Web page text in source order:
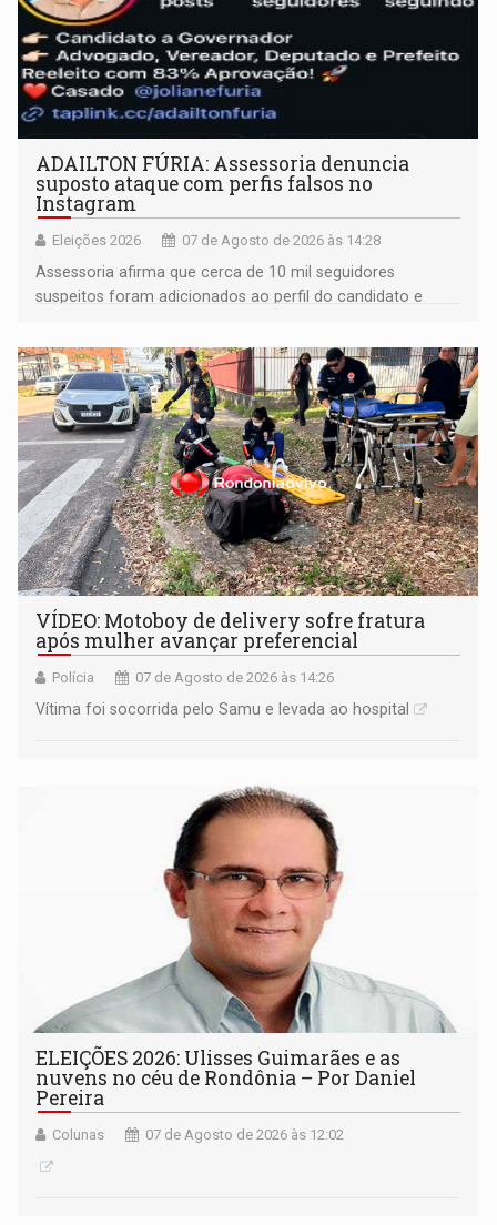
ADAILTON FÚRIA: Assessoria denuncia
suposto ataque com perfis falsos no
Instagram
Eleições 2026 07 de Agosto de 2026 às 14:28
Assessoria afirma que cerca de 10 mil seguidores
suspeitos foram adicionados ao perfil do candidato e
remover as contas
VÍDEO: Motoboy de delivery sofre fratura
após mulher avançar preferencial
Polícia 07 de Agosto de 2026 às 14:26
Vítima foi socorrida pelo Samu e levada ao hospital
ELEIÇÕES 2026: Ulisses Guimarães e as
nuvens no céu de Rondônia – Por Daniel
Pereira
Colunas 07 de Agosto de 2026 às 12:02